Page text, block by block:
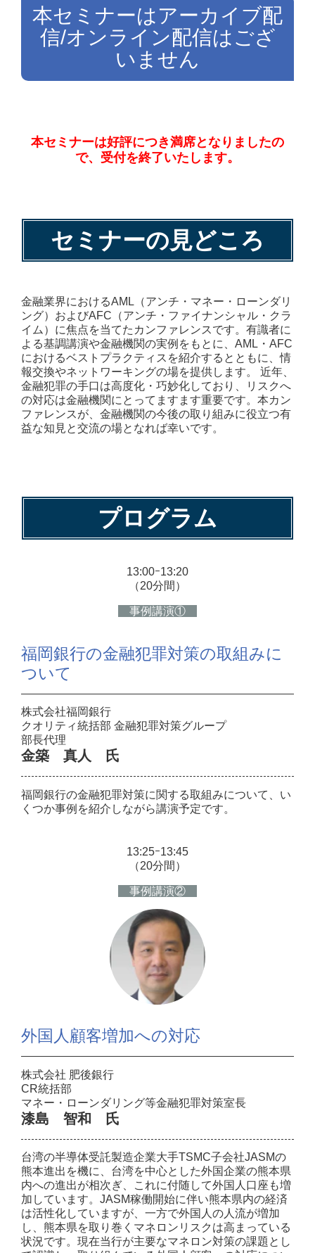
本セミナーはアーカイブ配
信/オンライン配信はござ
いません
本セミナーは好評につき満席となりましたの
で、受付を終了いたします。
セミナーの見どころ
金融業界におけるAML（アンチ・マネー・ローンダリ
ング）およびAFC（アンチ・ファイナンシャル・クラ
イム）に焦点を当てたカンファレンスです。有識者に
よる基調講演や金融機関の実例をもとに、AML・AFC
におけるベストプラクティスを紹介するとともに、情
報交換やネットワーキングの場を提供します。 近年、
金融犯罪の手口は高度化・巧妙化しており、リスクへ
の対応は金融機関にとってますます重要です。本カン
ファレンスが、金融機関の今後の取り組みに役立つ有
益な知見と交流の場となれば幸いです。
プログラム
13:00ｰ13:20
（20分間）
事例講演①
福岡銀行の金融犯罪対策の取組みに
ついて
株式会社福岡銀行
クオリティ統括部 金融犯罪対策グループ
部長代理
金築 真人 氏
福岡銀行の金融犯罪対策に関する取組みについて、い
くつか事例を紹介しながら講演予定です。
13:25ｰ13:45
（20分間）
事例講演②
外国人顧客増加への対応
株式会社 肥後銀行
CR統括部
マネー・ローンダリング等金融犯罪対策室長
漆島 智和 氏
台湾の半導体受託製造企業大手TSMC子会社JASMの
熊本進出を機に、台湾を中心とした外国企業の熊本県
内への進出が相次ぎ、これに付随して外国人口座も増
加しています。JASM稼働開始に伴い熊本県内の経済
は活性化していますが、一方で外国人の人流が増加
し、熊本県を取り巻くマネロンリスクは高まっている
状況です。現在当行が主要なマネロン対策の課題とし